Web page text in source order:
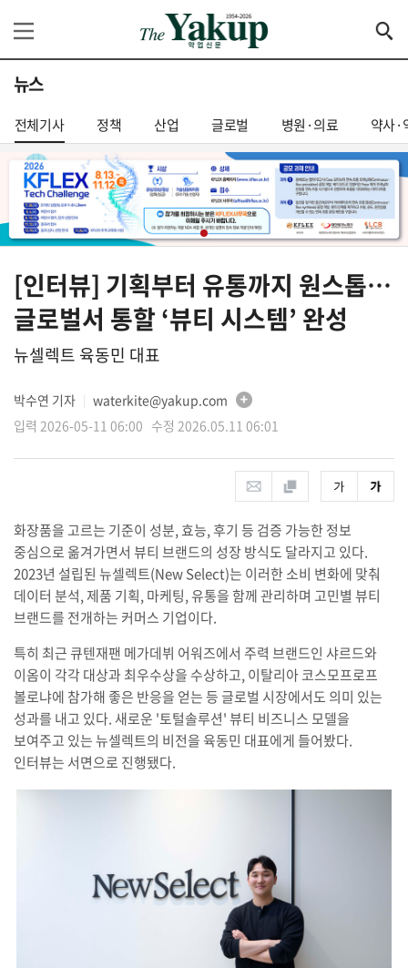
뉴스
전체기사 정책 산업 글로벌 병원·의료 약사·
[인터뷰] 기획부터 유통까지 원스톱…
글로벌서 통할 ‘뷰티 시스템’ 완성
뉴셀렉트 육동민 대표
박수연 기자
waterkite@yakup.com
입력 2026-05-11 06:00 수정 2026.05.11 06:01
화장품을 고르는 기준이 성분, 효능, 후기 등 검증 가능한 정보
중심으로 옮겨가면서 뷰티 브랜드의 성장 방식도 달라지고 있다.
2023년 설립된 뉴셀렉트(New Select)는 이러한 소비 변화에 맞춰
데이터 분석, 제품 기획, 마케팅, 유통을 함께 관리하며 고민별 뷰티
브랜드를 전개하는 커머스 기업이다.
특히 최근 큐텐재팬 메가데뷔 어워즈에서 주력 브랜드인 샤르드와
이옴이 각각 대상과 최우수상을 수상하고, 이탈리아 코스모프로프
볼로냐에 참가해 좋은 반응을 얻는 등 글로벌 시장에서도 의미 있는
성과를 내고 있다. 새로운 '토털솔루션' 뷰티 비즈니스 모델을
보여주고 있는 뉴셀렉트의 비전을 육동민 대표에게 들어봤다.
인터뷰는 서면으로 진행됐다.